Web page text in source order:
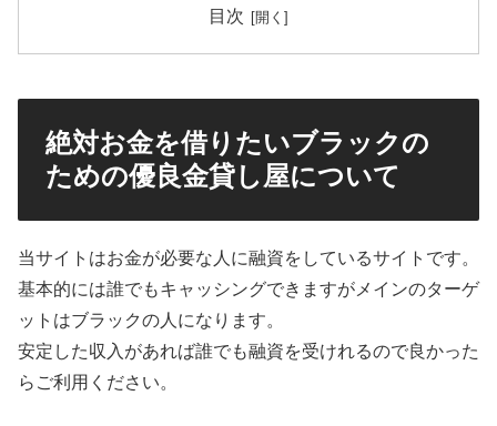
目次
絶対お金を借りたいブラックの
ための優良金貸し屋について
当サイトはお金が必要な人に融資をしているサイトです。
基本的には誰でもキャッシングできますがメインのターゲ
ットはブラックの人になります。
安定した収入があれば誰でも融資を受けれるので良かった
らご利用ください。